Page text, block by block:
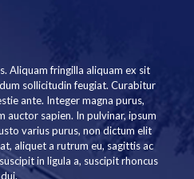
Aliquam fringilla aliquam ex sit
sollicitudin feugiat. Curabitur
ante. Integer magna purus,
auctor sapien. In pulvinar, ipsum
varius purus, non dictum elit
aliquet a rutrum eu, sagittis ac
in ligula a, suscipit rhoncus
dui.